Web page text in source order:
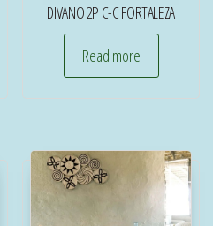
DIVANO 2P C-C FORTALEZA
Read more